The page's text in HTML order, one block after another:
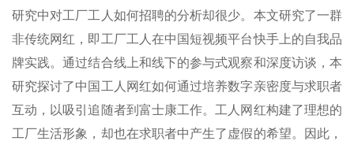
研究中对工厂工人如何招聘的分析却很少。本文研究了一群
非传统网红，即工厂工人在中国短视频平台快手上的自我品
牌实践。通过结合线上和线下的参与式观察和深度访谈，本
研究探讨了中国工人网红如何通过培养数字亲密度与求职者
互动，以吸引追随者到富士康工作。工人网红构建了理想的
工厂生活形象，却也在求职者中产生了虚假的希望。因此，